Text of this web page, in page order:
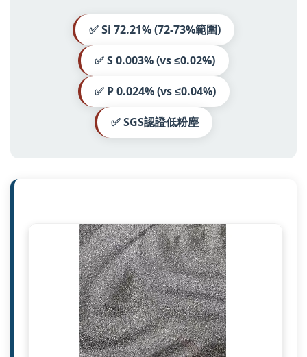
✅ Si 72.21% (72-73%範圍)
✅ S 0.003% (vs ≤0.02%)
✅ P 0.024% (vs ≤0.04%)
✅ SGS認證低粉塵